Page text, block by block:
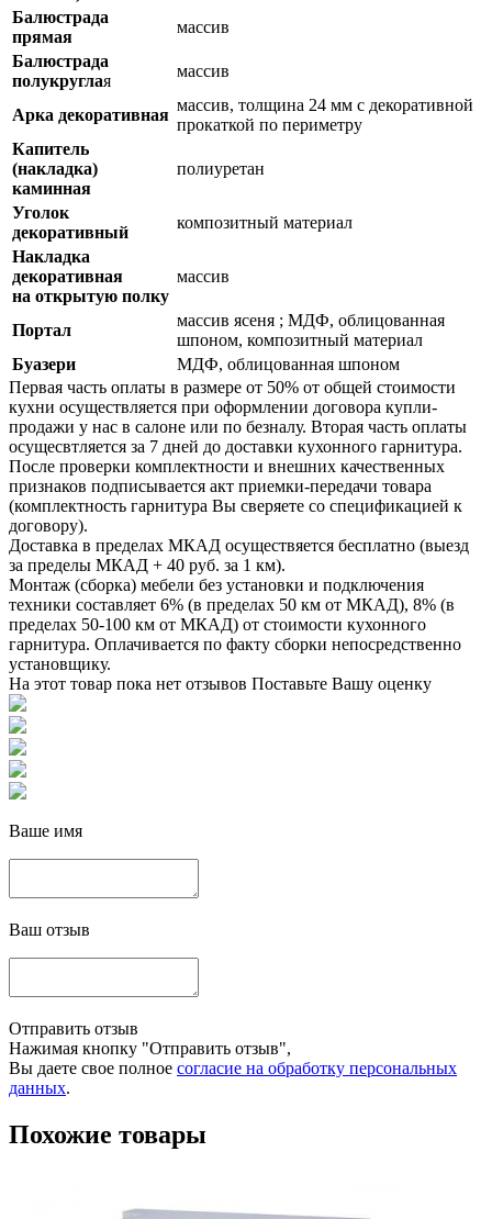
Балюстрада
прямая
массив
Балюстрада
полукруглая
массив
Арка декоративная
массив, толщина 24 мм с декоративной
прокаткой по периметру
Капитель
(накладка)
каминная
полиуретан
Уголок
декоративный
композитный материал
Накладка
декоративная
на открытую полку
массив
Портал
массив ясеня ; МДФ, облицованная
шпоном, композитный материал
Буaзери
МДФ, облицованная шпоном
Первая часть оплаты в размере от 50% от общей стоимости
кухни осуществляется при оформлении договора купли-
продажи у нас в салоне или по безналу. Вторая часть оплаты
осущесвтляется за 7 дней до доставки кухонного гарнитура.
После проверки комплектности и внешних качественных
признаков подписывается акт приемки-передачи товара
(комплектность гарнитура Вы сверяете со спецификацией к
договору).
Доставка в пределах МКАД осуществяется бесплатно (выезд
за пределы МКАД + 40 руб. за 1 км).
Монтаж (сборка) мебели без установки и подключения
техники составляет 6% (в пределах 50 км от МКАД), 8% (в
пределах 50-100 км от МКАД) от стоимости кухонного
гарнитура. Оплачивается по факту сборки непосредственно
установщику.
На этот товар пока нет отзывов Поставьте Вашу оценку
Ваше имя
Ваш отзыв
Отправить отзыв
Нажимая кнопку "Отправить отзыв",
Вы даете свое полное согласие на обработку персональных
данных.
Похожие товары